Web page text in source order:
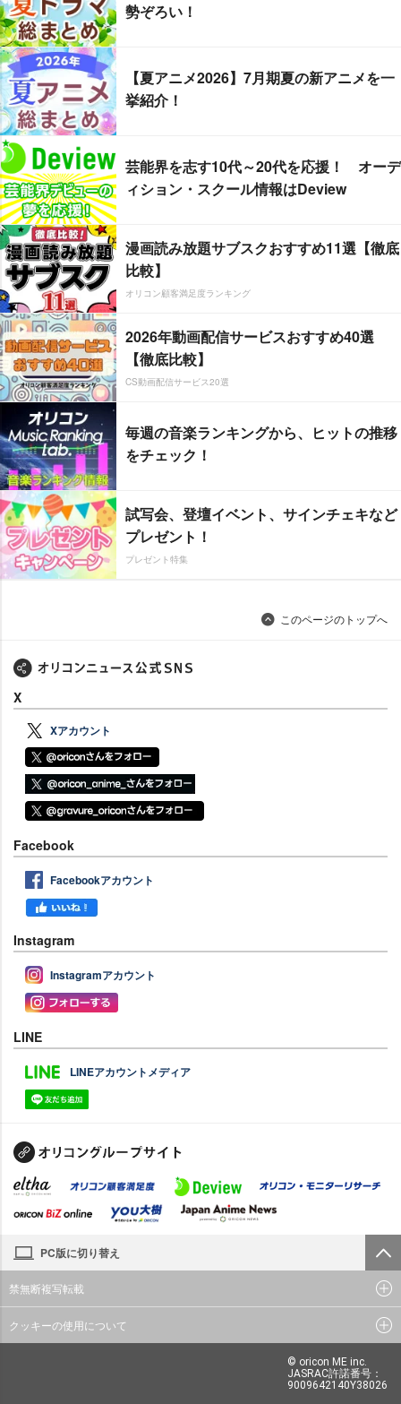
勢ぞろい！
【夏アニメ2026】7月期夏の新アニメを一
挙紹介！
芸能界を志す10代～20代を応援！ オーデ
ィション・スクール情報はDeview
漫画読み放題サブスクおすすめ11選【徹底
比較】
オリコン顧客満足度ランキング
2026年動画配信サービスおすすめ40選
【徹底比較】
CS動画配信サービス20選
毎週の音楽ランキングから、ヒットの推移
をチェック！
試写会、登壇イベント、サインチェキなど
プレゼント！
プレゼント特集
このページのトップへ
X
Xアカウント
Facebook
Facebookアカウント
Instagram
Instagramアカウント
LINE
LINEアカウントメディア
PC版に切り替え
禁無断複写転載
クッキーの使用について
© oricon ME inc.
JASRAC許諾番号：
9009642140Y38026